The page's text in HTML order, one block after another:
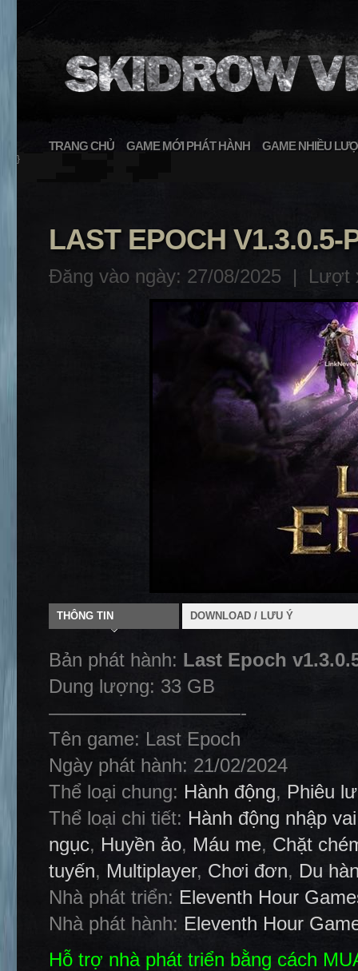
TRANG CHỦ GAME MỚI PHÁT HÀNH GAME NHIỀU
}
LAST EPOCH V1.3.0.5-
Đăng vào ngày: 27/08/2025 | Lượt
THÔNG TIN DOWNLOAD / LƯU Ý
Bản phát hành: Last Epoch
Dung lượng: 33 GB
——————————-
Tên game: Last Epoch
Ngày phát hành: 21/02/2024
Thể loại chung: Hành động, Phiêu
Thể loại chi tiết: Hành động nhập vai
ngục, Huyền ảo, Máu me, Chặt
tuyến, Multiplayer, Chơi đơn, Du
Nhà phát triển: Eleventh Hour
Nhà phát hành: Eleventh Hour
Hỗ trợ nhà phát triển bằng cách